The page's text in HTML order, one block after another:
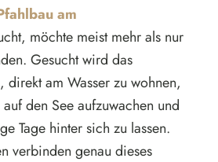
am
möchte meist mehr als nur
Gesucht wird das
direkt am Wasser zu wohnen,
den See aufzuwachen und
Tage hinter sich zu lassen.
verbinden genau dieses